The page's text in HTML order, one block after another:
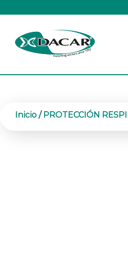
contenido
Inicio /PROTECCIÓN